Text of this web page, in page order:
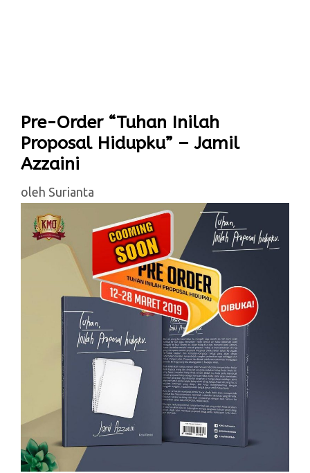
Pre-Order “Tuhan Inilah
Proposal Hidupku” – Jamil
Azzaini
oleh Surianta